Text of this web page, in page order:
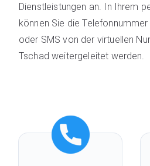
Dienstleistungen an. In Ihrem
können Sie die
oder SMS von der virtuellen
Tschad weitergeleitet werden.